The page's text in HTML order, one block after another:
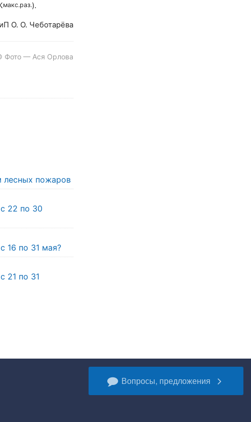
макс.раз.).
О. О. Чеботарёва
Фото — Ася Орлова
лесных пожаров
22 по 30
16 по 31 мая?
21 по 31
Вопросы, предложения